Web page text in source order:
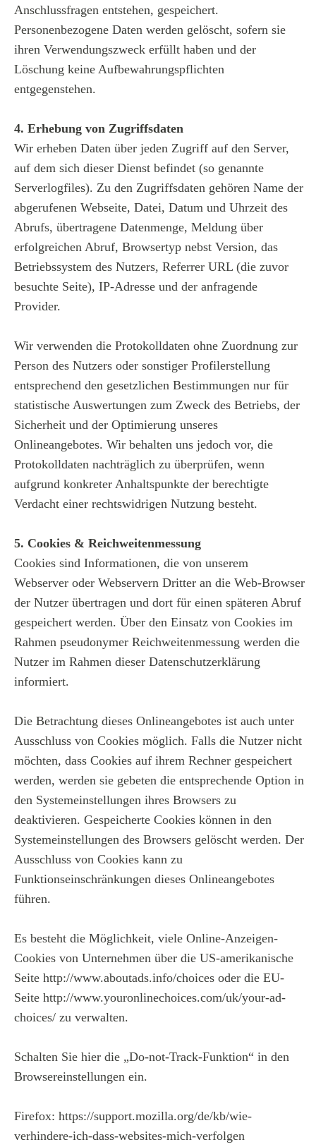
Anschlussfragen entstehen, gespeichert.
Personenbezogene Daten werden gelöscht, sofern sie
ihren Verwendungszweck erfüllt haben und der
Löschung keine Aufbewahrungspflichten
entgegenstehen.
4. Erhebung von Zugriffsdaten
Wir erheben Daten über jeden Zugriff auf den Server,
auf dem sich dieser Dienst befindet (so genannte
Serverlogfiles). Zu den Zugriffsdaten gehören Name der
abgerufenen Webseite, Datei, Datum und Uhrzeit des
Abrufs, übertragene Datenmenge, Meldung über
erfolgreichen Abruf, Browsertyp nebst Version, das
Betriebssystem des Nutzers, Referrer URL (die zuvor
besuchte Seite), IP-Adresse und der anfragende
Provider.
Wir verwenden die Protokolldaten ohne Zuordnung zur
Person des Nutzers oder sonstiger Profilerstellung
entsprechend den gesetzlichen Bestimmungen nur für
statistische Auswertungen zum Zweck des Betriebs, der
Sicherheit und der Optimierung unseres
Onlineangebotes. Wir behalten uns jedoch vor, die
Protokolldaten nachträglich zu überprüfen, wenn
aufgrund konkreter Anhaltspunkte der berechtigte
Verdacht einer rechtswidrigen Nutzung besteht.
5. Cookies & Reichweitenmessung
Cookies sind Informationen, die von unserem
Webserver oder Webservern Dritter an die Web-Browser
der Nutzer übertragen und dort für einen späteren Abruf
gespeichert werden. Über den Einsatz von Cookies im
Rahmen pseudonymer Reichweitenmessung werden die
Nutzer im Rahmen dieser Datenschutzerklärung
informiert.
Die Betrachtung dieses Onlineangebotes ist auch unter
Ausschluss von Cookies möglich. Falls die Nutzer nicht
möchten, dass Cookies auf ihrem Rechner gespeichert
werden, werden sie gebeten die entsprechende Option in
den Systemeinstellungen ihres Browsers zu
deaktivieren. Gespeicherte Cookies können in den
Systemeinstellungen des Browsers gelöscht werden. Der
Ausschluss von Cookies kann zu
Funktionseinschränkungen dieses Onlineangebotes
führen.
Es besteht die Möglichkeit, viele Online-Anzeigen-
Cookies von Unternehmen über die US-amerikanische
Seite http://www.aboutads.info/choices oder die EU-
Seite http://www.youronlinechoices.com/uk/your-ad-
choices/ zu verwalten.
Schalten Sie hier die „Do-not-Track-Funktion“ in den
Browsereinstellungen ein.
Firefox: https://support.mozilla.org/de/kb/wie-
verhindere-ich-dass-websites-mich-verfolgen